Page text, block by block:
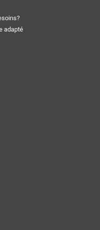
adapté